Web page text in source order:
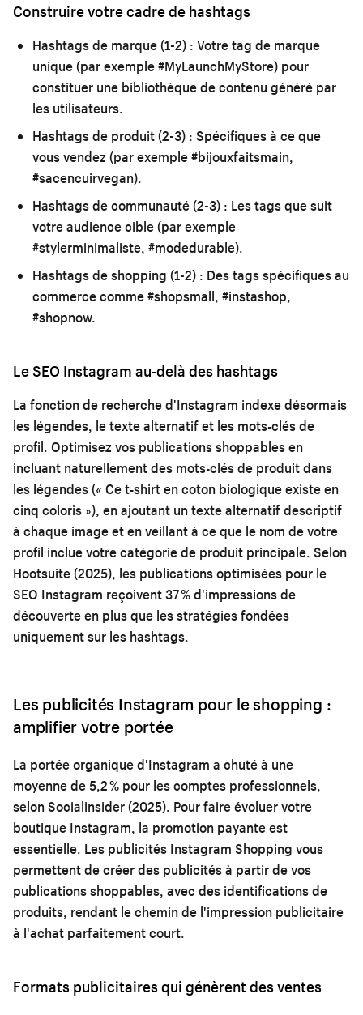
Construire votre cadre de hashtags
Hashtags de marque (1-2) : Votre tag de marque
unique (par exemple #MyLaunchMyStore) pour
constituer une bibliothèque de contenu généré par
les utilisateurs.
Hashtags de produit (2-3) : Spécifiques à ce que
vous vendez (par exemple #bijouxfaitsmain,
#sacencuirvegan).
Hashtags de communauté (2-3) : Les tags que suit
votre audience cible (par exemple
#stylerminimaliste, #modedurable).
Hashtags de shopping (1-2) : Des tags spécifiques au
commerce comme #shopsmall, #instashop,
#shopnow.
Le SEO Instagram au-delà des hashtags
La fonction de recherche d'Instagram indexe désormais
les légendes, le texte alternatif et les mots-clés de
profil. Optimisez vos publications shoppables en
incluant naturellement des mots-clés de produit dans
les légendes (« Ce t-shirt en coton biologique existe en
cinq coloris »), en ajoutant un texte alternatif descriptif
à chaque image et en veillant à ce que le nom de votre
profil inclue votre catégorie de produit principale. Selon
Hootsuite (2025), les publications optimisées pour le
SEO Instagram reçoivent 37 % d'impressions de
découverte en plus que les stratégies fondées
uniquement sur les hashtags.
Les publicités Instagram pour le shopping :
amplifier votre portée
La portée organique d'Instagram a chuté à une
moyenne de 5,2 % pour les comptes professionnels,
selon Socialinsider (2025). Pour faire évoluer votre
boutique Instagram, la promotion payante est
essentielle. Les publicités Instagram Shopping vous
permettent de créer des publicités à partir de vos
publications shoppables, avec des identifications de
produits, rendant le chemin de l'impression publicitaire
à l'achat parfaitement court.
Formats publicitaires qui génèrent des ventes